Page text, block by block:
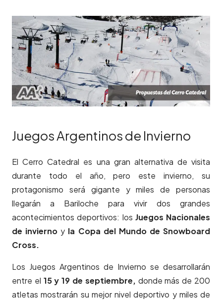
Juegos Argentinos de Invierno
El Cerro Catedral es una gran alternativa de visita
durante todo el año, pero este invierno, su
protagonismo será gigante y miles de personas
llegarán a Bariloche para vivir dos grandes
acontecimientos deportivos: los Juegos Nacionales
de invierno y la Copa del Mundo de Snowboard
Cross.
Los Juegos Argentinos de Invierno se desarrollarán
entre el 15 y 19 de septiembre, donde más de 200
atletas mostrarán su mejor nivel deportivo y miles de